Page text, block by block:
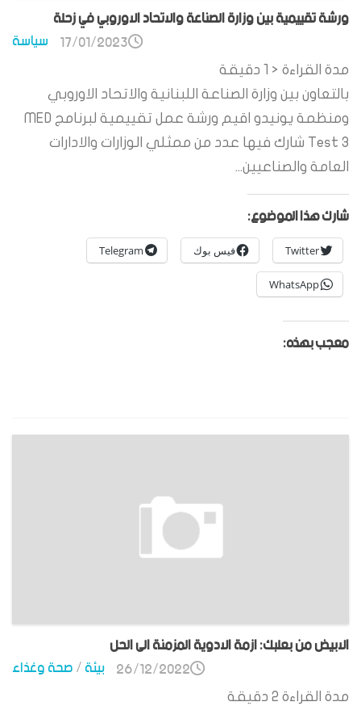
ورشة تقييمية بين وزارة الصناعة والاتحاد الاوروبي في زحلة
سياسة 17/01/2023
مدة القراءة < 1
دقيقة
بالتعاون بين وزارة الصناعة اللبنانية والاتحاد الاوروبي
ومنظمة يونيدو اقيم ورشة عمل تقييمية لبرنامج MED
Test 3 شارك فيها عدد من ممثلي الوزارات والادارات
العامة والصناعيين...
شارك هذا الموضوع:
Twitter فيس بوك Telegram
WhatsApp
معجب بهذه:
الابيض من بعلبك: ازمة الادوية المزمنة الى الحل
بيئة/صحة وغذاء 26/12/2022
مدة القراءة 2 دقيقة